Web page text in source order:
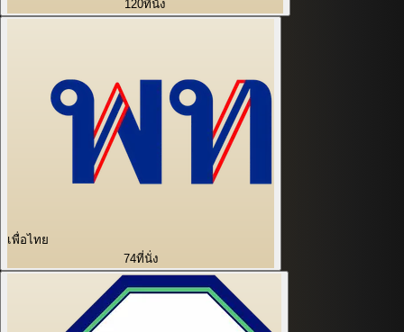
120ที่นั่ง
เพื่อไทย
74ที่นั่ง